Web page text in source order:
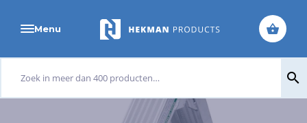
Menu
search